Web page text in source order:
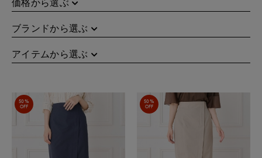
価格から選ぶ
ブランドから選ぶ
アイテムから選ぶ
50%
OFF
50%
OFF